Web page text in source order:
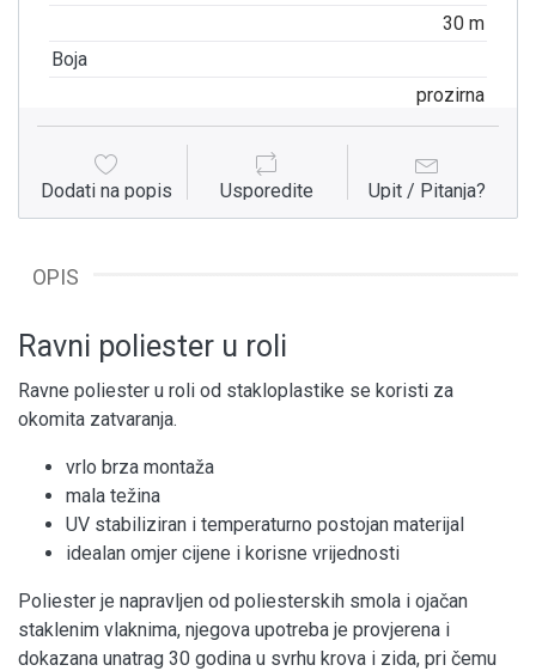
30 m
Boja
prozirna
Dodati na popis Usporedite Upit / Pitanja?
OPIS
Ravni poliester u roli
Ravne poliester u roli od stakloplastike se koristi za
okomita zatvaranja.
vrlo brza montaža
mala težina
UV stabiliziran i temperaturno postojan materijal
idealan omjer cijene i korisne vrijednosti
Poliester je napravljen od poliesterskih smola i ojačan
staklenim vlaknima, njegova upotreba je provjerena i
dokazana unatrag 30 godina u svrhu krova i zida, pri čemu